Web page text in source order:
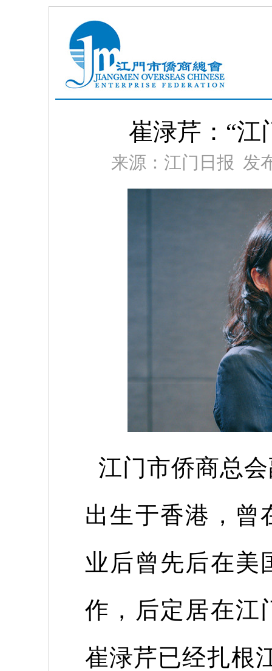
崔渌芹：“江
来源：江门日报 发
江门市侨商总
出生于香港，曾
业后曾先后在美
作，后定居在江
崔渌芹已经扎根